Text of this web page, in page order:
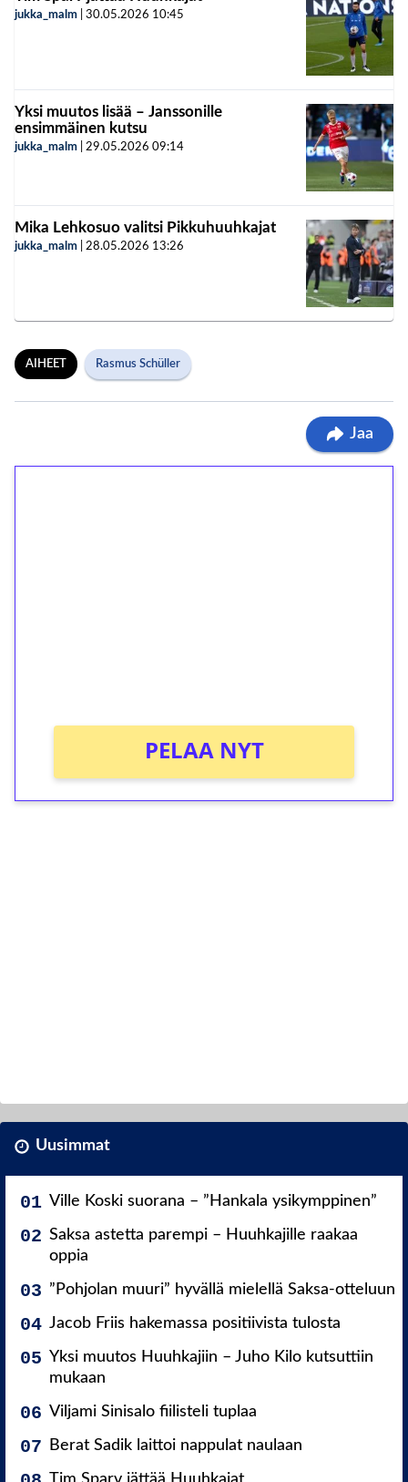
jukka_malm 30.05.2026 10:45
Yksi muutos lisää – Janssonille
ensimmäinen kutsu
jukka_malm 29.05.2026 09:14
Mika Lehkosuo valitsi Pikkuhuuhkajat
jukka_malm 28.05.2026 13:26
AIHEET Rasmus Schüller
Jaa
PELAA NYT
Uusimmat
Ville Koski suorana – ”Hankala ysikymppinen”
Saksa astetta parempi – Huuhkajille raakaa
oppia
”Pohjolan muuri” hyvällä mielellä Saksa-otteluun
Jacob Friis hakemassa positiivista tulosta
Yksi muutos Huuhkajiin – Juho Kilo kutsuttiin
mukaan
Viljami Sinisalo fiilisteli tuplaa
Berat Sadik laittoi nappulat naulaan